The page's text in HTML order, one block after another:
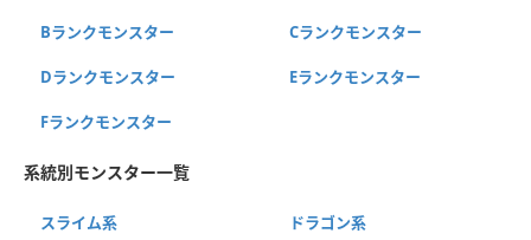
Bランクモンスター Cランクモンスター
Dランクモンスター Eランクモンスター
Fランクモンスター
系統別モンスター一覧
スライム系 ドラゴン系